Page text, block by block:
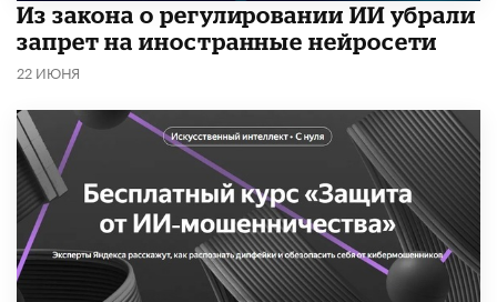
Из закона о регулировании ИИ убрали
запрет на иностранные нейросети
22 ИЮНЯ